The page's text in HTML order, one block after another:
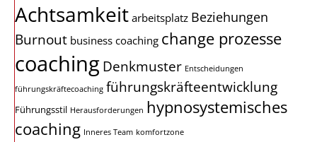
Achtsamkeit arbeitsplatz Beziehungen
Burnout business coaching change prozesse
coachingDenkmuster Entscheidungen
führungskräftecoaching führungskräfteentwicklung
Führungsstil Herausforderungen hypnosystemisches
coaching Inneres Team komfortzone